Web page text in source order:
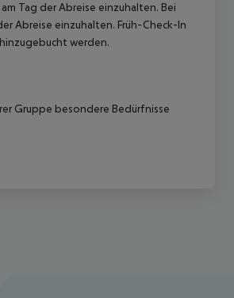
Tag der Abreise einzuhalten. Bei
Abreise einzuhalten. Früh-Check-In
werden.
Gruppe besondere Bedürfnisse